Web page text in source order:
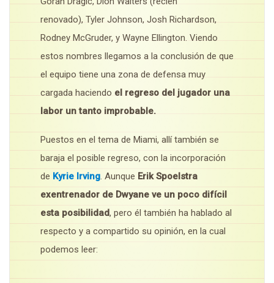
renovado), Tyler Johnson, Josh Richardson,
Rodney McGruder, y Wayne Ellington. Viendo
estos nombres llegamos a la conclusión de que
el equipo tiene una zona de defensa muy
cargada haciendo el regreso del jugador una
labor un tanto improbable.
Puestos en el tema de Miami, allí también se
baraja el posible regreso, con la incorporación
de Kyrie Irving. Aunque Erik Spoelstra
exentrenador de Dwyane ve un poco difícil
esta posibilidad, pero él también ha hablado al
respecto y a compartido su opinión, en la cual
podemos leer: